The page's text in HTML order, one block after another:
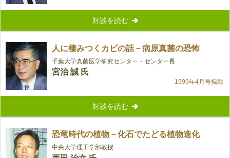
対談を読む
人に棲みつくカビの話－病原真菌の恐怖
千葉大学真菌医学研究センター・センター長
宮治 誠 氏
1999年4月号掲載
対談を読む
恐竜時代の植物－化石でたどる植物進化
中央大学理工学部教授